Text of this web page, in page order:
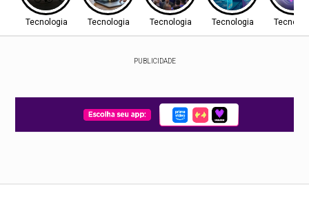
Tecnologia Tecnologia Tecnologia Tecnologia
PUBLICIDADE